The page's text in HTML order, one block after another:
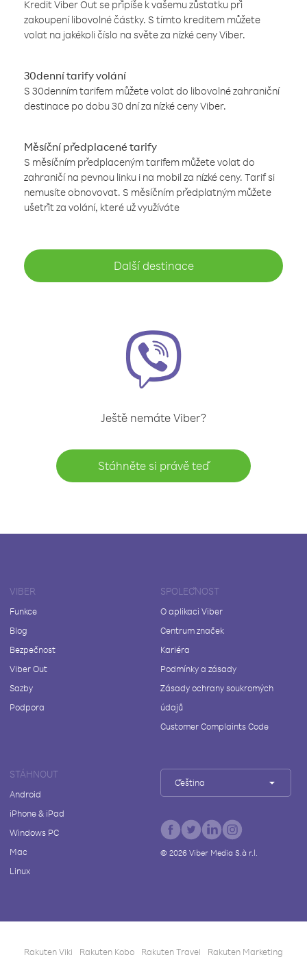
Kredit Viber Out se připíše k vašemu zůstatku při
zakoupení libovolné částky. S tímto kreditem můžete
volat na jakékoli číslo na světe za nízké ceny Viber.
30denní tarify volání
S 30denním tarifem můžete volat do libovolné zahraniční
destinace po dobu 30 dní za nízké ceny Viber.
Měsíční předplacené tarify
S měsíčním předplaceným tarifem můžete volat do
zahraničí na pevnou linku i na mobil za nízké ceny. Tarif si
nemusíte obnovovat. S měsíčním předplatným můžete
ušetřit za volání, které už využíváte
Další destinace
Ještě nemáte Viber?
Stáhněte si právě teď
VIBER
Funkce
Blog
Bezpečnost
Viber Out
Sazby
Podpora
SPOLEČNOST
O aplikaci Viber
Centrum značek
Kariéra
Podmínky a zásady
Zásady ochrany soukromých
údajů
Customer Complaints Code
STÁHNOUT
Android
iPhone & iPad
Windows PC
Mac
Linux
Čeština
© 2026Viber Media S.à r.l.
Rakuten Viki Rakuten Kobo Rakuten Travel Rakuten Marketing